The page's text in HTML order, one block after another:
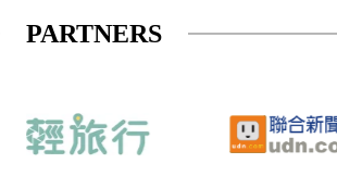
PARTNERS